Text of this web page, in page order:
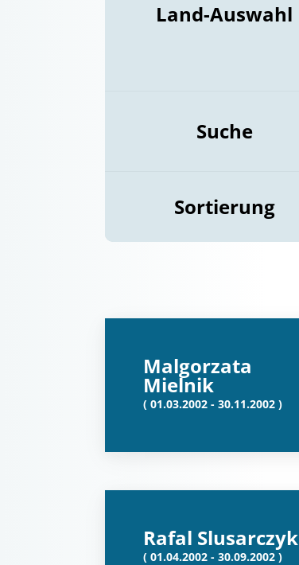
Land-Auswahl
Suche
Sortierung
Malgorzata
Mielnik
( 01.03.2002 - 30.11.2002 )
Rafal Slusarczyk
( 01.04.2002 - 30.09.2002 )